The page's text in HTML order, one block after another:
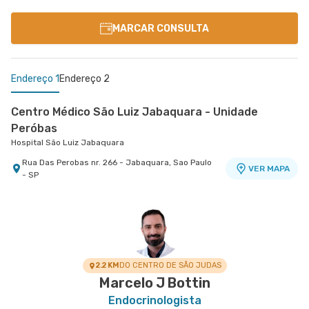
MARCAR CONSULTA
Endereço 1 Endereço 2
Centro Médico São Luiz Jabaquara - Unidade
Peróbas
Hospital São Luiz Jabaquara
Rua Das Perobas nr. 266 - Jabaquara, Sao Paulo
- SP
VER MAPA
Avenida Joao Barreto de Menezes nr. 677 - Vila
Santa Catarina, Sao Paulo - SP
2.2 KMDO CENTRO DE SÃO JUDAS
Marcelo J Bottin
Endocrinologista